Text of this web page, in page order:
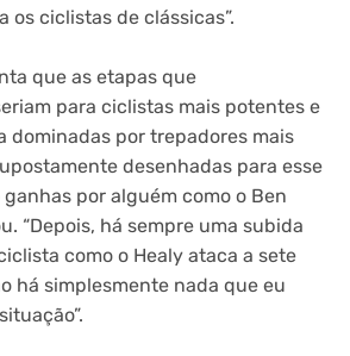
os ciclistas de clássicas”.
que as etapas que
para ciclistas mais potentes e
dominadas por trepadores mais
desenhadas para esse
por alguém como o Ben
“Depois, há sempre uma subida
como o Healy ataca a sete
há simplesmente nada que eu